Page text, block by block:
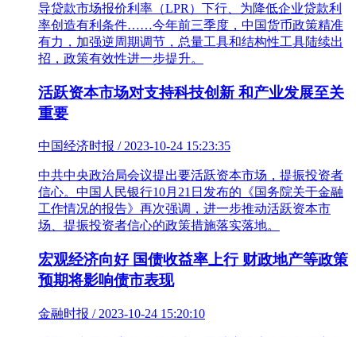
导贷款市场报价利率（LPR）下行、为降低企业贷款利
率创造有利条件……今年前三季度，中国货币政策精准
有力，加强逆周期调节，总量工具和结构性工具陆续出
招，政策有效性进一步提升。
活跃资本市场对支持科技创新 和产业发展至关
重要
中国经济时报 / 2023-10-24 15:23:35
中共中央政治局会议提出要活跃资本市场，提振投资者
信心。中国人民银行10月21日发布的《国务院关于金融
工作情况的报告》再次强调，进一步推动活跃资本市
场、提振投资者信心的政策措施落实落地。
宏观经济向好 国债收益率上行 财政地产等政策
预期将影响债市表现
金融时报 / 2023-10-24 15:20:10